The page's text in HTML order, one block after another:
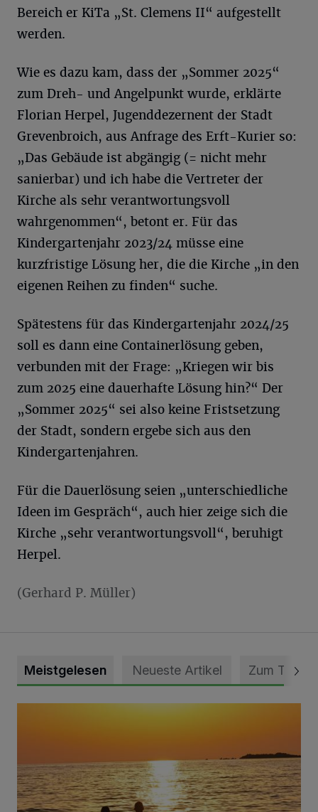
Bereich er KiTa „St. Clemens II“ aufgestellt
werden.
Wie es dazu kam, dass der „Sommer 2025“
zum Dreh- und Angelpunkt wurde, erklärte
Florian Herpel, Jugenddezernent der Stadt
Grevenbroich, aus Anfrage des Erft-Kurier so:
„Das Gebäude ist abgängig (= nicht mehr
sanierbar) und ich habe die Vertreter der
Kirche als sehr verantwortungsvoll
wahrgenommen“, betont er. Für das
Kindergartenjahr 2023/24 müsse eine
kurzfristige Lösung her, die die Kirche „in den
eigenen Reihen zu finden“ suche.
Spätestens für das Kindergartenjahr 2024/25
soll es dann eine Containerlösung geben,
verbunden mit der Frage: „Kriegen wir bis
zum 2025 eine dauerhafte Lösung hin?“ Der
„Sommer 2025“ sei also keine Fristsetzung
der Stadt, sondern ergebe sich aus den
Kindergartenjahren.
Für die Dauerlösung seien „unterschiedliche
Ideen im Gespräch“, auch hier zeige sich die
Kirche „sehr verantwortungsvoll“, beruhigt
Herpel.
(Gerhard P. Müller​)
Meistgelesen Neueste Artikel Zum Thema
Die schönsten Sommermomente gesucht